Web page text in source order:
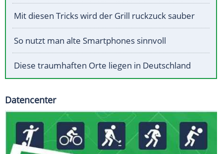
Mit diesen Tricks wird der Grill ruckzuck sauber
So nutzt man alte Smartphones sinnvoll
Diese traumhaften Orte liegen in Deutschland
Datencenter